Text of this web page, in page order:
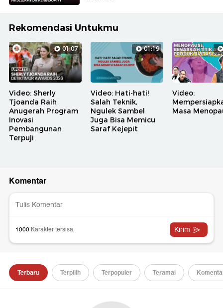
Rekomendasi Untukmu
01:07
Video: Sherly
Tjoanda Raih
Anugerah Program
Inovasi
Pembangunan
Terpuji
01:19
Video: Hati-hati!
Salah Teknik,
Ngulek Sambel
Juga Bisa Memicu
Saraf Kejepit
Video:
Masa